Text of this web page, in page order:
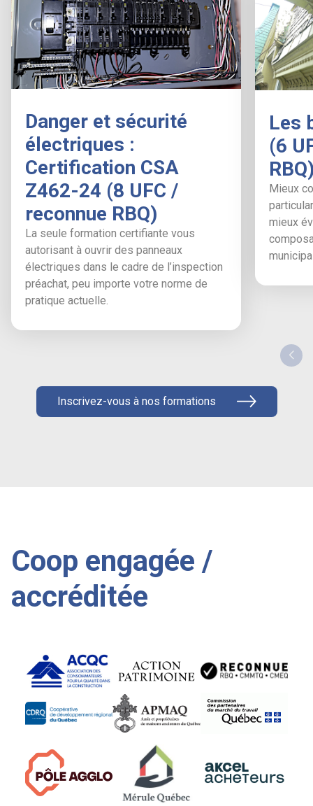
Danger et sécurité
électriques :
Certification CSA
Z462-24 (8 UFC /
reconnue RBQ)
La seule formation certifiante vous
autorisant à ouvrir des panneaux
électriques dans le cadre de l’inspection
préachat, peu importe votre norme de
pratique actuelle.
Les
(6
Mieux
mieux
Inscrivez-vous à nos formations
Coop engagée /
accréditée